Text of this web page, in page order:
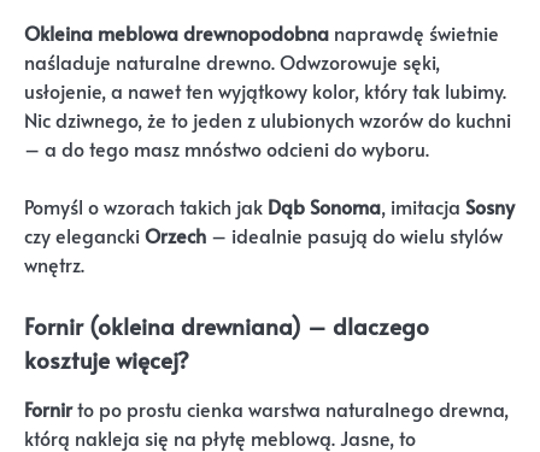
Okleina meblowa drewnopodobna naprawdę świetnie
naśladuje naturalne drewno. Odwzorowuje sęki,
usłojenie, a nawet ten wyjątkowy kolor, który tak lubimy.
Nic dziwnego, że to jeden z ulubionych wzorów do kuchni
– a do tego masz mnóstwo odcieni do wyboru.
Pomyśl o wzorach takich jak Dąb Sonoma, imitacja Sosny
czy eleganckiOrzech – idealnie pasują do wielu stylów
wnętrz.
Fornir (okleina drewniana) – dlaczego
kosztuje więcej?
Fornirto po prostu cienka warstwa naturalnego drewna,
którą nakleja się na płytę meblową. Jasne, to